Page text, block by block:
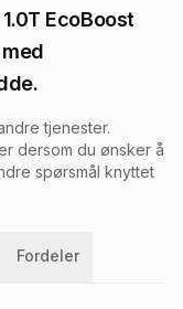
EcoBoost
tjenester.
dersom du ønsker å
spørsmål knyttet
Fordeler